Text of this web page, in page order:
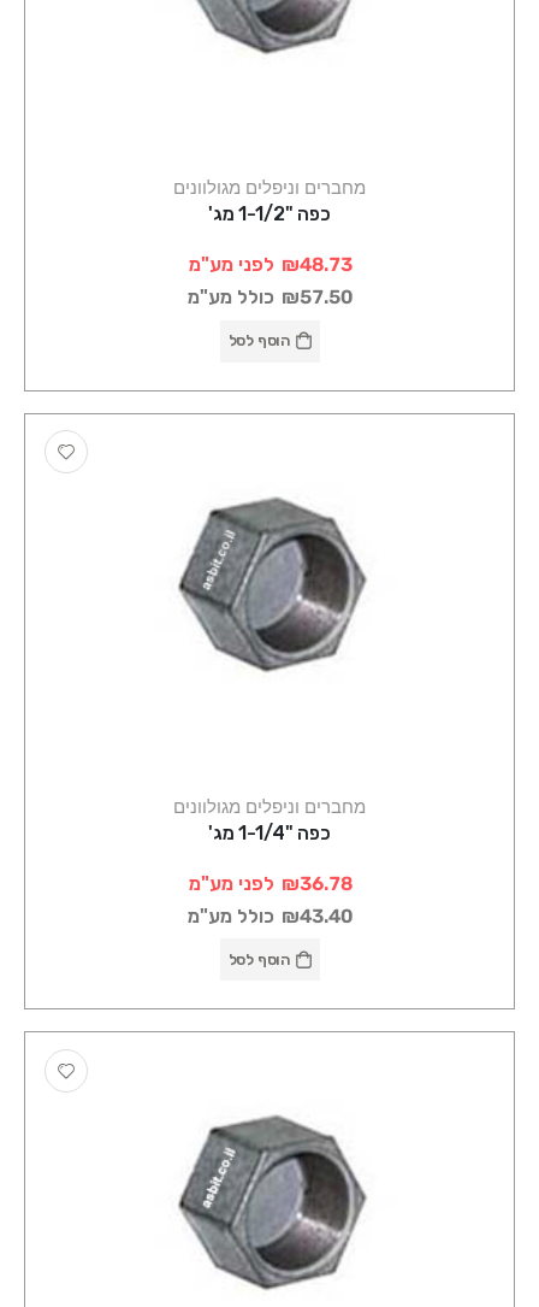
מחברים וניפלים מגולוונים
כפה "1-1/2 מג'
₪48.73 לפני מע"מ
₪57.50 כולל מע"מ
הוסף לסל
מחברים וניפלים מגולוונים
כפה "1-1/4 מג'
₪36.78 לפני מע"מ
₪43.40 כולל מע"מ
הוסף לסל